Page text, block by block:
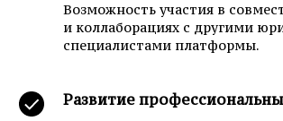
Возможность участия в
и коллаборациях с другими
специалистами платформы.
Развитие